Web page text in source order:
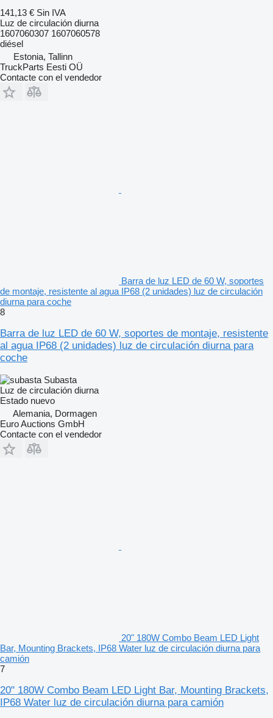
141,13 € Sin IVA
Luz de circulación diurna
1607060307 1607060578
diésel
Estonia, Tallinn
TruckParts Eesti OÜ
Contacte con el vendedor
Barra de luz LED de 60 W, soportes
de montaje, resistente al agua IP68 (2 unidades) luz de circulación
diurna para coche
8
Barra de luz LED de 60 W, soportes de montaje, resistente
al agua IP68 (2 unidades) luz de circulación diurna para
coche
Subasta
Luz de circulación diurna
Estado nuevo
Alemania, Dormagen
Euro Auctions GmbH
Contacte con el vendedor
20" 180W Combo Beam LED Light
Bar, Mounting Brackets, IP68 Water luz de circulación diurna para
camión
7
20" 180W Combo Beam LED Light Bar, Mounting Brackets,
IP68 Water luz de circulación diurna para camión